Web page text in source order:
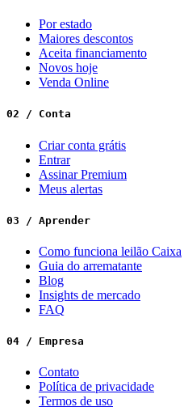
Por estado
Maiores descontos
Aceita financiamento
Novos hoje
Venda Online
02 / Conta
Criar conta grátis
Entrar
Assinar Premium
Meus alertas
03 / Aprender
Como funciona leilão Caixa
Guia do arrematante
Blog
Insights de mercado
FAQ
04 / Empresa
Contato
Política de privacidade
Termos de uso